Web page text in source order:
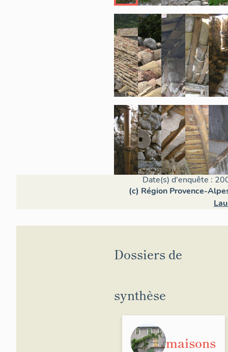
Date(s) d'enquête :
(c) Région Provence-
Dossiers de
synthèse
maisons